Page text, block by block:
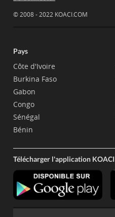
© 2008 - 2022 KOACI.COM
Pays
Côte d'Ivoire
Burkina Faso
Gabon
Congo
Sénégal
Bénin
Télécharger l'application KOACI